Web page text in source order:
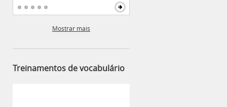
Mostrar mais
Treinamentos de vocabulário